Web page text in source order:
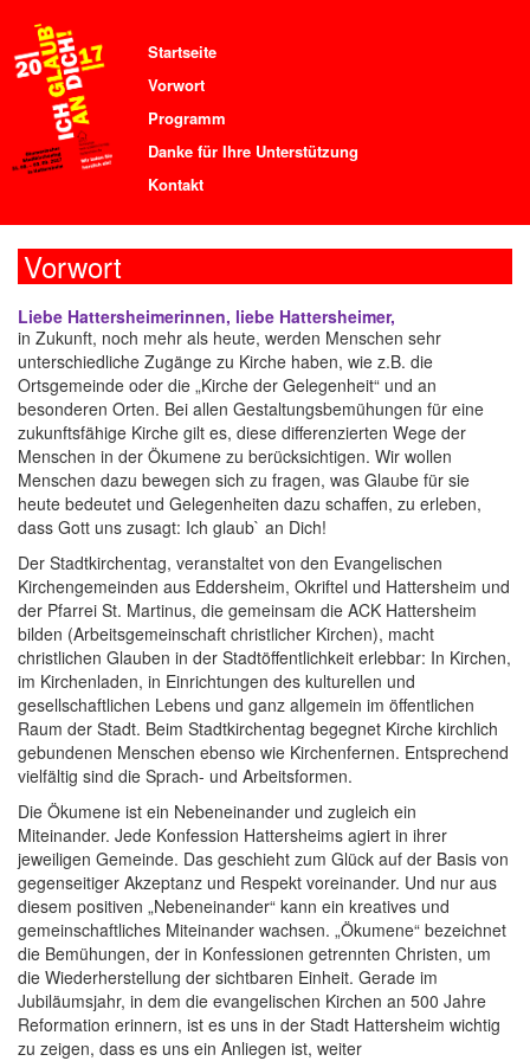
Startseite
Vorwort
Programm
Danke für Ihre Unterstützung
Kontakt
Vorwort
Liebe Hattersheimerinnen, liebe Hattersheimer,
in Zukunft, noch mehr als heute, werden Menschen sehr
unterschiedliche Zugänge zu Kirche haben, wie z.B. die
Ortsgemeinde oder die „Kirche der Gelegenheit“ und an
besonderen Orten. Bei allen Gestaltungsbemühungen für eine
zukunftsfähige Kirche gilt es, diese differenzierten Wege der
Menschen in der Ökumene zu berücksichtigen. Wir wollen
Menschen dazu bewegen sich zu fragen, was Glaube für sie
heute bedeutet und Gelegenheiten dazu schaffen, zu erleben,
dass Gott uns zusagt: Ich glaub` an Dich!
Der Stadtkirchentag, veranstaltet von den Evangelischen
Kirchengemeinden aus Eddersheim, Okriftel und Hattersheim und
der Pfarrei St. Martinus, die gemeinsam die ACK Hattersheim
bilden (Arbeitsgemeinschaft christlicher Kirchen), macht
christlichen Glauben in der Stadtöffentlichkeit erlebbar: In Kirchen,
im Kirchenladen, in Einrichtungen des kulturellen und
gesellschaftlichen Lebens und ganz allgemein im öffentlichen
Raum der Stadt. Beim Stadtkirchentag begegnet Kirche kirchlich
gebundenen Menschen ebenso wie Kirchenfernen. Entsprechend
vielfältig sind die Sprach- und Arbeitsformen.
Die Ökumene ist ein Nebeneinander und zugleich ein
Miteinander. Jede Konfession Hattersheims agiert in ihrer
jeweiligen Gemeinde. Das geschieht zum Glück auf der Basis von
gegenseitiger Akzeptanz und Respekt voreinander. Und nur aus
diesem positiven „Nebeneinander“ kann ein kreatives und
gemeinschaftliches Miteinander wachsen. „Ökumene“ bezeichnet
die Bemühungen, der in Konfessionen getrennten Christen, um
die Wiederherstellung der sichtbaren Einheit. Gerade im
Jubiläumsjahr, in dem die evangelischen Kirchen an 500 Jahre
Reformation erinnern, ist es uns in der Stadt Hattersheim wichtig
zu zeigen, dass es uns ein Anliegen ist, weiter